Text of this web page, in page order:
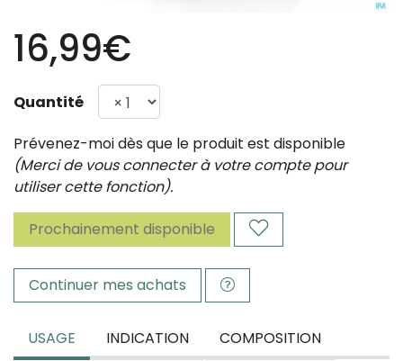
16,99€
Quantité
Prévenez-moi dès que le produit est disponible
(Merci de vous connecter à votre compte pour
utiliser cette fonction).
Prochainement disponible
Continuer mes achats
USAGE INDICATION COMPOSITION